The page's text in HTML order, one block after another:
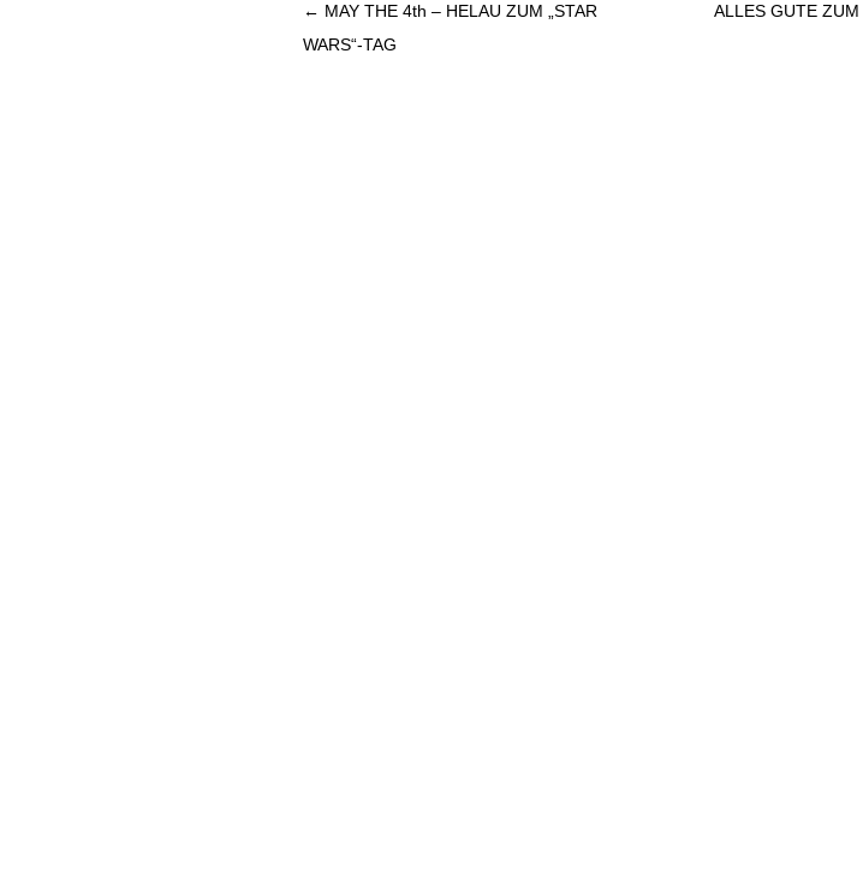
Beitrags-
Navigation
← MAY THE 4th – HELAU ZUM „STAR
WARS“-TAG
ALLES GUTE